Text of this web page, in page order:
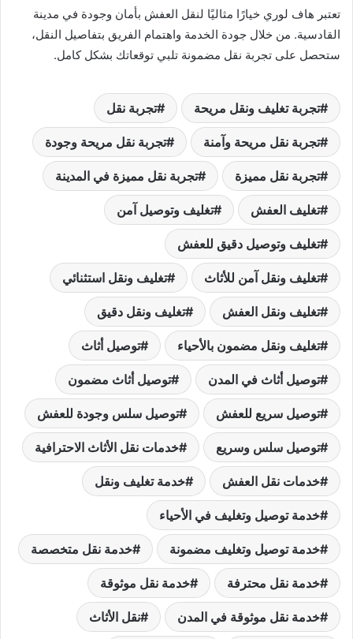
تعتبر هاف لوري خيارًا مثاليًا لنقل العفش بأمان وجودة في مدينة
القادسية. من خلال جودة الخدمة واهتمام الفريق بتفاصيل النقل،
ستحصل على تجربة نقل مضمونة تلبي توقعاتك بشكل كامل.
تجربة تغليف ونقل مريحة تجربة نقل
تجربة نقل مريحة وآمنة تجربة نقل مريحة وجودة
تجربة نقل مميزة تجربة نقل مميزة في المدينة
تغليف العفش تغليف وتوصيل آمن
تغليف وتوصيل دقيق للعفش
تغليف ونقل آمن للأثاث تغليف ونقل استثنائي
تغليف ونقل العفش تغليف ونقل دقيق
تغليف ونقل مضمون بالأحياء توصيل أثاث
توصيل أثاث في المدن توصيل أثاث مضمون
توصيل سريع للعفش توصيل سلس وجودة للعفش
توصيل سلس وسريع خدمات نقل الأثاث الاحترافية
خدمات نقل العفش خدمة تغليف ونقل
خدمة توصيل وتغليف في الأحياء
خدمة توصيل وتغليف مضمونة خدمة نقل متخصصة
خدمة نقل محترفة خدمة نقل موثوقة
خدمة نقل موثوقة في المدن نقل الأثاث